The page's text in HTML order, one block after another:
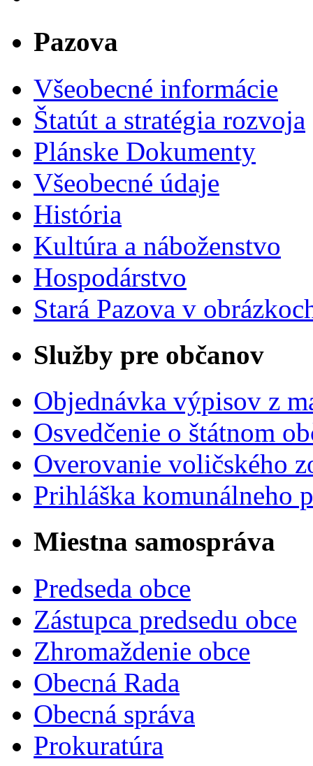
Pazova
Všeobecné informácie
Štatút a stratégia rozvoja
Plánske Dokumenty
Všeobecné údaje
História
Kultúra a náboženstvo
Hospodárstvo
Stará Pazova v
Služby pre občanov
Objednávka výpisov z
Osvedčenie o štátnom
Overovanie voličského
Prihláška komunálneho
Miestna samospráva
Predseda obce
Zástupca predsedu obce
Zhromaždenie obce
Obecná Rada
Obecná správa
Prokuratúra